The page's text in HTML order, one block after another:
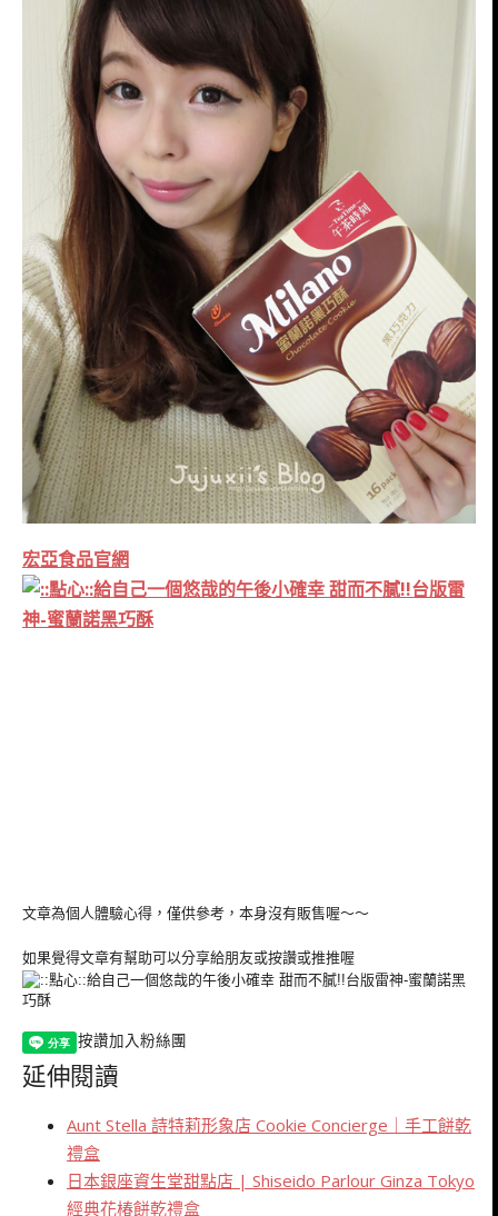
宏亞食品官網
文章為個人體驗心得，僅供參考，本身沒有販售喔～～
如果覺得文章有幫助可以分享給朋友或按讚或推推喔
按讚加入粉絲團
延伸閱讀
Aunt Stella 詩特莉形象店 Cookie Concierge｜手工餅乾
禮盒
日本銀座資生堂甜點店 | Shiseido Parlour Ginza Tokyo
經典花椿餅乾禮盒